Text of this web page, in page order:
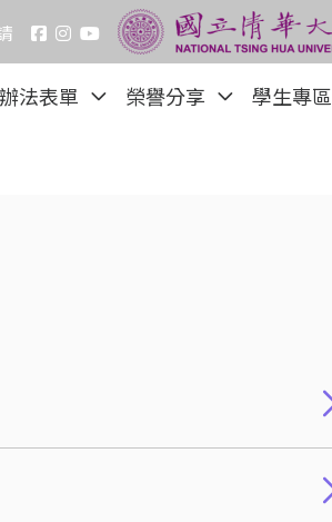
辦法表單 榮譽分享
學生專區